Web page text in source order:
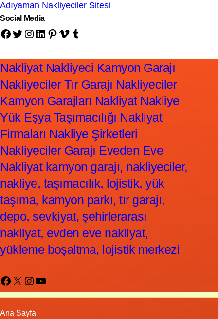
Adıyaman Nakliyeciler Sitesi
Social Media
Facebook Twitter Instagram LinkedIn Pinterest Vimeo Tumblr
Nakliyat Nakliyeci Kamyon Garajı
Nakliyeciler Tır Garajı Nakliyeciler
Kamyon Garajları Nakliyat Nakliye
Yük Eşya Taşımacılığı Nakliyat
Firmaları Nakliye Şirketleri
Nakliyeciler Garajı Eveden Eve
Nakliyat kamyon garajı, nakliyeciler,
nakliye, taşımacılık, lojistik, yük
taşıma, kamyon parkı, tır garajı,
depo, sevkiyat, şehirlerarası
nakliyat, evden eve nakliyat,
yükleme boşaltma, lojistik merkezi
Facebook X Instagram YouTube
Ana Sayfa